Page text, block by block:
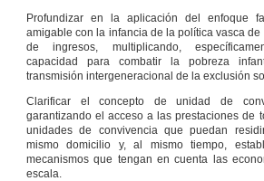
Inclusión.
Artículo 119
Profesional de
referencia para el
Programa Integrado
y Personal de
Inclusión.
Artículo 120Firma
del Programa
Integrado y
Profundizar en la aplicación del enfoque
amigable con la infancia de la política vasca de
de ingresos, multiplicando,
capacidad para combatir la pobreza
transmisión intergeneracional de la exclusión
Clarificar el concepto de unidad de
garantizando el acceso a las prestaciones de
unidades de convivencia que puedan
mismo domicilio y, al mismo tiempo,
mecanismos que tengan en cuenta las
escala.